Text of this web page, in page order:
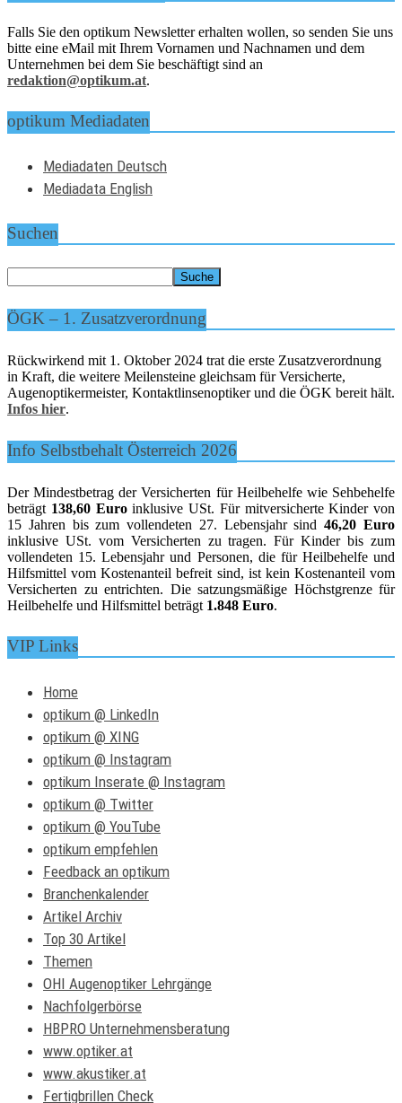
Falls Sie den optikum Newsletter erhalten wollen, so senden Sie uns
bitte eine eMail mit Ihrem Vornamen und Nachnamen und dem
Unternehmen bei dem Sie beschäftigt sind an
redaktion@optikum.at.
optikum Mediadaten
Mediadaten Deutsch
Mediadata English
Suchen
ÖGK – 1. Zusatzverordnung
Rückwirkend mit 1. Oktober 2024 trat die erste Zusatzverordnung
in Kraft, die weitere Meilensteine gleichsam für Versicherte,
Augenoptikermeister, Kontaktlinsenoptiker und die ÖGK bereit hält.
Infos hier.
Info Selbstbehalt Österreich 2026
Der Mindestbetrag der Versicherten für Heilbehelfe wie Sehbehelfe
beträgt 138,60 Euroinklusive USt. Für mitversicherte Kinder von
15 Jahren bis zum vollendeten 27. Lebensjahr sind46,20 Euro
inklusive USt. vom Versicherten zu tragen. Für Kinder bis zum
vollendeten 15. Lebensjahr und Personen, die für Heilbehelfe und
Hilfsmittel vom Kostenanteil befreit sind, ist kein Kostenanteil vom
Versicherten zu entrichten. Die satzungsmäßige Höchstgrenze für
Heilbehelfe und Hilfsmittel beträgt 1.848 Euro.
VIP Links
Home
optikum @ LinkedIn
optikum @ XING
optikum @ Instagram
optikum Inserate @ Instagram
optikum @ Twitter
optikum @ YouTube
optikum empfehlen
Feedback an optikum
Branchenkalender
Artikel Archiv
Top 30 Artikel
Themen
OHI Augenoptiker Lehrgänge
Nachfolgerbörse
HBPRO Unternehmensberatung
www.optiker.at
www.akustiker.at
Fertigbrillen Check